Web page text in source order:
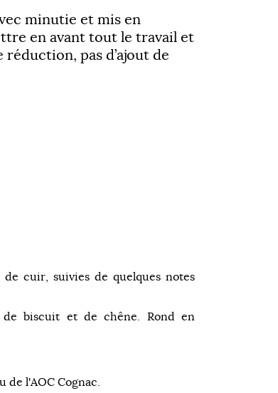
minutie et mis en
en avant tout le travail et
pas d’ajout de
cuir, suivies de quelques notes
biscuit et de chêne. Rond en
de l'AOC Cognac.